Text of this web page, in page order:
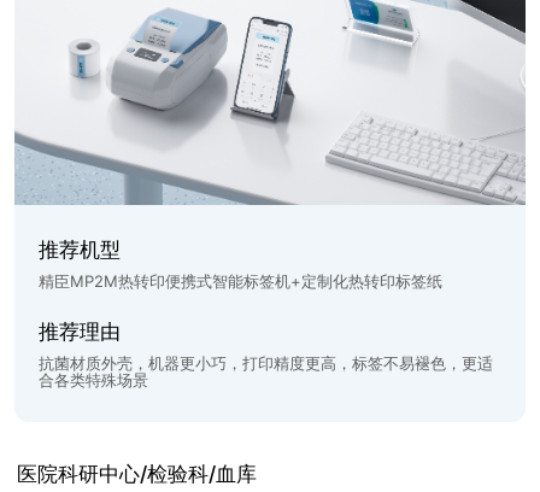
推荐机型
精臣MP2M热转印便携式智能标签机+定制化热转印标签纸
推荐理由
抗菌材质外壳，机器更小巧，打印精度更高，标签不易褪色，更适
合各类特殊场景
医院科研中心/检验科/血库